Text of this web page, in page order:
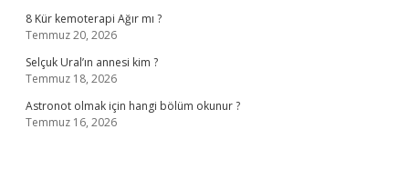
8 Kür kemoterapi Ağır mı ?
Temmuz 20, 2026
Selçuk Ural’ın annesi kim ?
Temmuz 18, 2026
Astronot olmak için hangi bölüm okunur ?
Temmuz 16, 2026